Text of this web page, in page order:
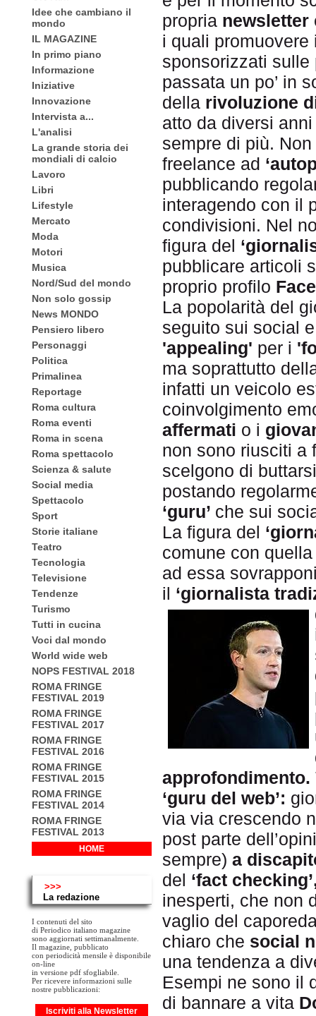
Idee che cambiano il
mondo
IL MAGAZINE
In primo piano
Informazione
Iniziative
Innovazione
Intervista a...
L'analisi
La grande storia dei
mondiali di calcio
Lavoro
Libri
Lifestyle
Mercato
Moda
Motori
Musica
Nord/Sud del mondo
Non solo gossip
News MONDO
Pensiero libero
Personaggi
Politica
Primalinea
Reportage
Roma cultura
Roma eventi
Roma in scena
Roma spettacolo
Scienza & salute
Social media
Spettacolo
Sport
Storie italiane
Teatro
Tecnologia
Televisione
Tendenze
Turismo
Tutti in cucina
Voci dal mondo
World wide web
NOPS FESTIVAL 2018
ROMA FRINGE
FESTIVAL 2019
ROMA FRINGE
FESTIVAL 2017
ROMA FRINGE
FESTIVAL 2016
ROMA FRINGE
FESTIVAL 2015
ROMA FRINGE
FESTIVAL 2014
ROMA FRINGE
FESTIVAL 2013
HOME
>>>
La redazione
I contenuti del sito
di Periodico italiano magazine
sono aggiornati settimanalmente.
Il magazine, pubblicato
con periodicità mensile è disponibile
on-line
in versione pdf sfogliabile.
Per ricevere informazioni sulle
nostre pubblicazioni:
Iscriviti alla Newsletter
propria newsletter
i quali
sponsorizzati
passata un po’ in
della rivoluzione
atto da diversi
sempre di più.
freelance ad
pubblicando
interagendo con il
condivisioni. Nel
figura del
pubblicare articoli
proprio profilo
La popolarità del
seguito sui social
'appealing' per i
ma soprattutto
infatti un veicolo
coinvolgimento
affermati o i
non sono riusciti a
scelgono di
postando
‘guru’ che sui
La figura del
comune con
ad essa
il ‘giornalista
approfondimento.
‘guru del web’:
via via crescendo
post parte
sempre) a
del ‘fact
inesperti, che non
vaglio del
chiaro che social
una tendenza a
Esempi ne sono il
di bannare a vita